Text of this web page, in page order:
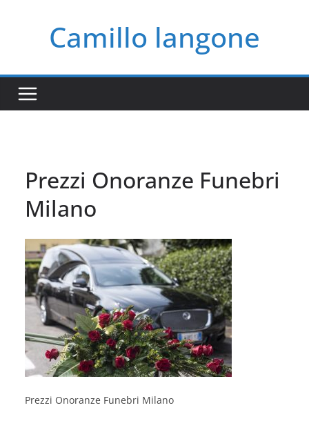
contenutoCamillo langone
Prezzi Onoranze Funebri
Milano
Prezzi Onoranze Funebri Milano